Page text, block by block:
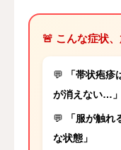
🚨 こんな症状
💬
「帯状疱
が消えない…」
💬
「服が触
な状態」